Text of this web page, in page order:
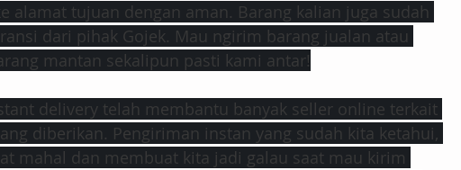
alamat tujuan dengan aman. Barang kalian juga sudah
dari pihak Gojek. Mau ngirim barang jualan atau
mantan sekalipun pasti kami antar!
delivery ​telah membantu banyak ​seller​ o​nline​ terkait
diberikan. Pengiriman instan yang sudah kita ketahui,
mahal dan membuat kita jadi galau saat mau kirim